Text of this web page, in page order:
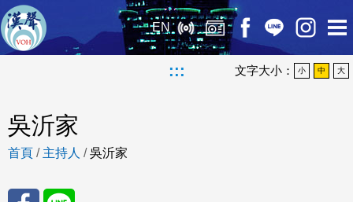
EN
::: 文字大小： 小 中 大
吳沂家
首頁 / 主持人 /吳沂家